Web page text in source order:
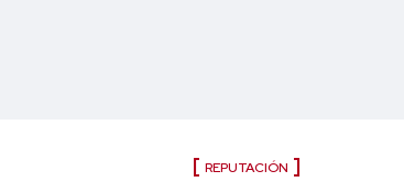
REPUTACIÓN